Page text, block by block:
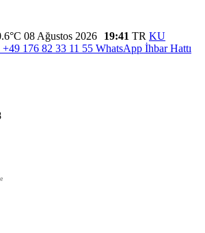
08 Ağustos 2026 19:41 TR KU
+49 176 82 33 11 55 WhatsApp İhbar Hattı